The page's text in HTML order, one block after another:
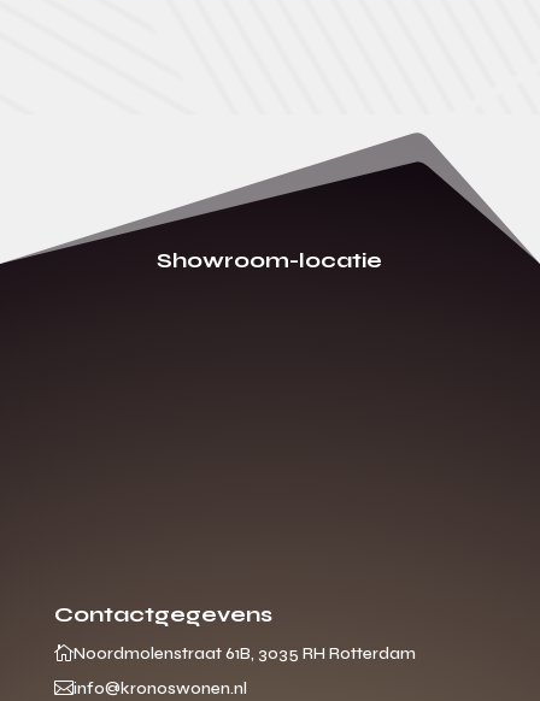
Showroom-locatie
Contactgegevens
Noordmolenstraat 61B, 3035 RH Rotterdam
info@kronoswonen.nl